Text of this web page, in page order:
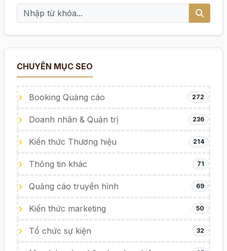
CHUYÊN MỤC SEO
Booking Quảng cáo 272
Doanh nhân & Quản trị 236
Kiến thức Thương hiệu 214
Thông tin khác 71
Quảng cáo truyền hình 69
Kiến thức marketing 50
Tổ chức sự kiện 32